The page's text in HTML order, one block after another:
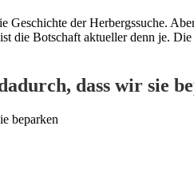
Geschichte der Herbergssuche.
die Botschaft aktueller denn je.
dass wir sie
beparken